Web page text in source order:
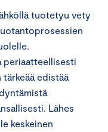
tuotetyu vety
periaatteellisesti
tärkeää edistää
Lähes
keskeinen